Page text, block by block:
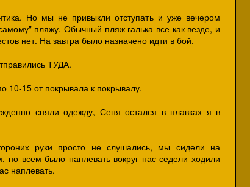
Но мы не привыкли отступать и уже вечером
пляжу. Обычный пляж галька все как везде, и
нет. На завтра было назначено идти в бой.
ТУДА.
10-15 от покрывала к покрывалу.
сняли одежду, Сеня остался в плавках я в
руки просто не слушались, мы сидели на
но всем было наплевать вокруг нас седели ходили
наплевать.